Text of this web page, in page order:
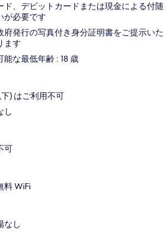
ド、デビットカードまたは現金による付随
が必要です
府発行の写真付き身分証明書をご提示いた
ます
な最低年齢 : 18 歳
) はご利用不可
し
可
料 WiFi
なし